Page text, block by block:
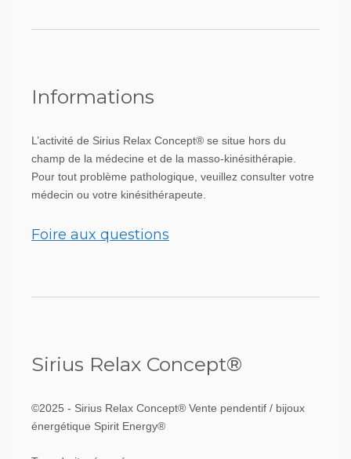
Informations
L’activité de Sirius Relax Concept® se situe hors du
champ de la médecine et de la masso-kinésithérapie.
Pour tout problème pathologique, veuillez consulter votre
médecin ou votre kinésithérapeute.
Foire aux questions
Sirius Relax Concept®
©2025 - Sirius Relax Concept® Vente pendentif / bijoux
énergétique Spirit Energy®